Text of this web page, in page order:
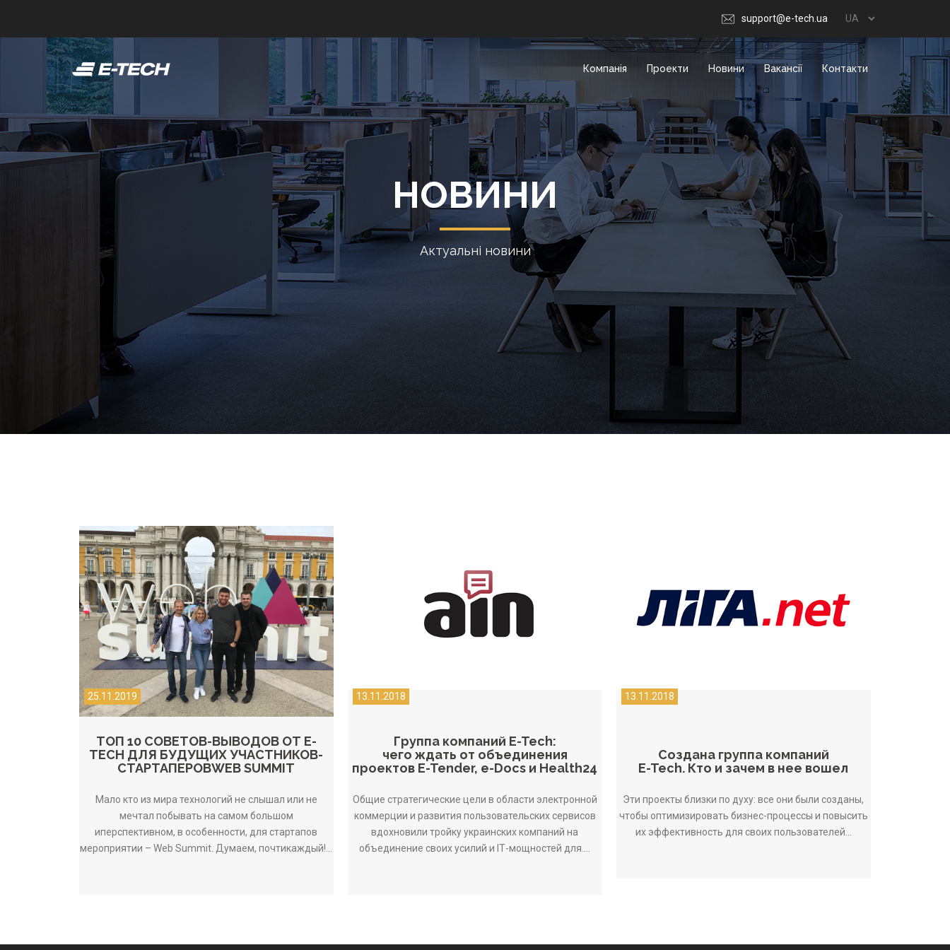
support@e-tech.ua
Компанія Проекти Новини Вакансії Контакти
НОВИНИ
Актуальні новини
25.11.2019
ТОП 10 СОВЕТОВ-ВЫВОДОВ ОТ E-
TECH ДЛЯ БУДУЩИХ УЧАСТНИКОВ-
CТАРТАПЕРОВWEB SUMMIT
Мало кто из мира технологий не слышал или не
мечтал побывать на самом большом
иперспективном, в особенности, для стартапов
мероприятии – Web Summit. Думаем, почтикаждый!...
13.11.2018
Группа компаний E-Tech:
чего ждать от объединения
проектов E-Tender, e-Docs и Health24
Общие стратегические цели в области электронной
коммерции и развития пользовательских сервисов
вдохновили тройку украинских компаний на
объединение своих усилий и IТ-мощностей для....
13.11.2018
Создана группа компаний
E-Tech. Кто и зачем в нее вошел
Эти проекты близки по духу: все они были созданы,
чтобы оптимизировать бизнес-процессы и повысить
их эффективность для своих пользователей...